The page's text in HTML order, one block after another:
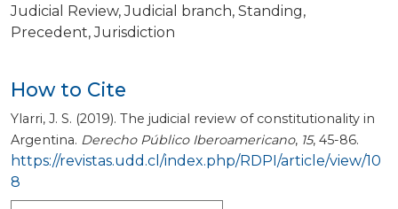
Judicial Review Judicial branch Standing
Precedent Jurisdiction
How to Cite
Ylarri, J. S. (2019). The judicial review of constitutionality in
Argentina. Derecho Público Iberoamericano, 15, 45-86.
https://revistas.udd.cl/index.php/RDPI/article/view/10
8